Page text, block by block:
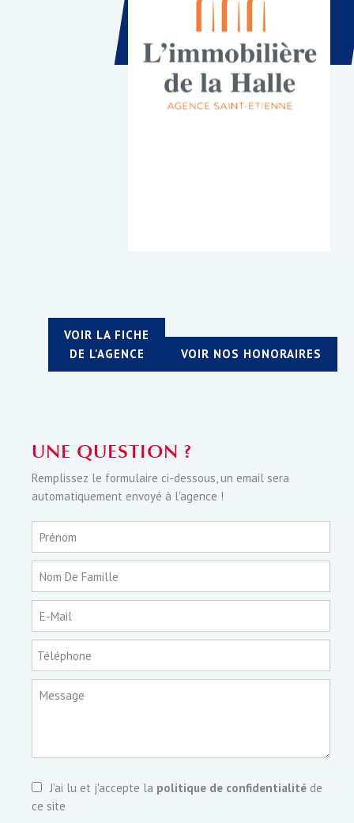
VOIR LA FICHE
DE L'AGENCE
VOIR NOS HONORAIRES
UNE QUESTION ?
Remplissez le formulaire ci-dessous, un email sera
automatiquement envoyé à l'agence !
Prénom
Nom De Famille
E-Mail
Téléphone
Message
J’ai lu et j'accepte la politique de confidentialité de
ce site